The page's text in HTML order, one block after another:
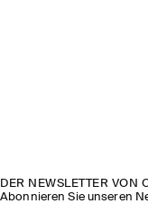
DER NEWSLETTER VON
Abonnieren Sie unseren